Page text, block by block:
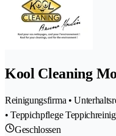
Kool Cleaning
Reinigungsfirma •
• Teppichpflege
Geschlossen